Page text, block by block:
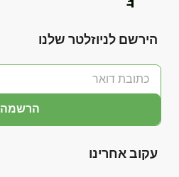
הירשם לניוזלטר שלנו
הרשמה
עקוב אחרינו